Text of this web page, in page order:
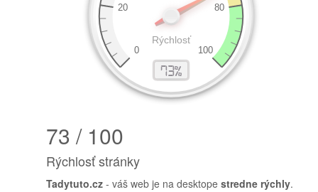
73 / 100
Rýchlosť stránky
Tadytuto.cz - váš web je na desktope stredne rýchly.